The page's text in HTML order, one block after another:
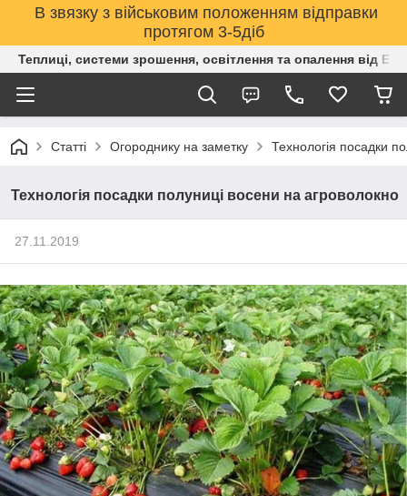
В звязку з військовим положенням відправки
протягом 3-5діб
Теплиці, системи зрошення, освітлення та опалення від
Статті Огороднику на заметку Технологія посадки
Технологія посадки полуниці восени на агроволокно
27.11.2019